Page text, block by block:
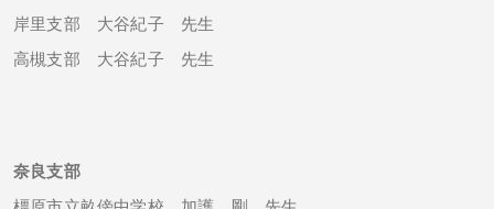
岸里支部 大谷紀子 先生
高槻支部 大谷紀子 先生
奈良支部